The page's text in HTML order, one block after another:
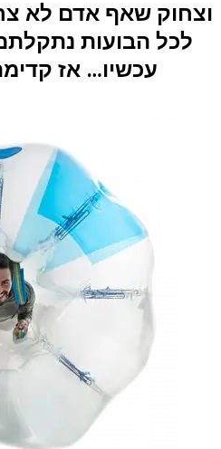
וצחוק שאף אדם לא
לכל הבועות
עכשיו… אז